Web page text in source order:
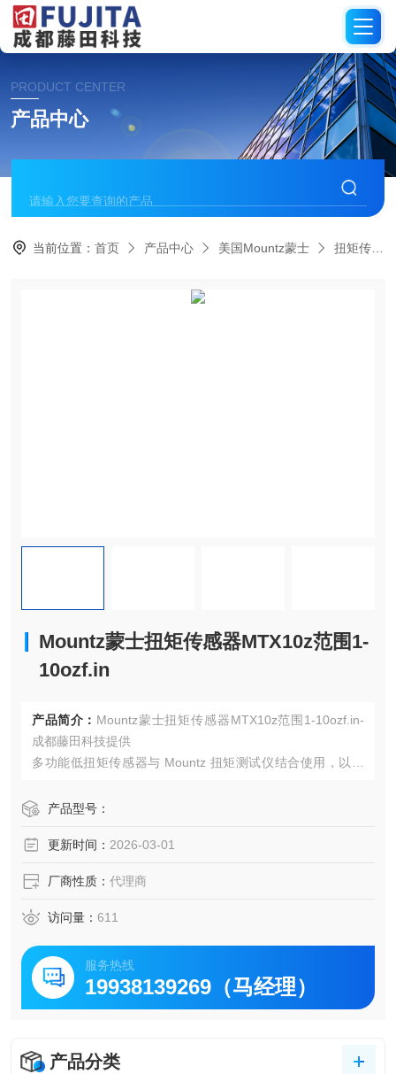
PRODUCT CENTER
产品中心
当前位置：首页 产品中心 美国Mountz蒙士 扭矩传感器
Mountz蒙士扭矩传感器MTX10z范围1-
10ozf.in
产品简介： Mountz蒙士扭矩传感器MTX10z范围1-10ozf.in-
成都藤田科技提供
多功能低扭矩传感器与 Mountz 扭矩测试仪结合使用，以满
扭矩范围的测试需求。微型扭矩传感器是一种台式校准仪
控制扭矩是公司确保其产品的质量、安全性和可靠性不受影
产品型号：
更新时间： 2026-03-01
厂商性质： 代理商
访问量： 611
服务热线
19938139269（马经理）
产品分类